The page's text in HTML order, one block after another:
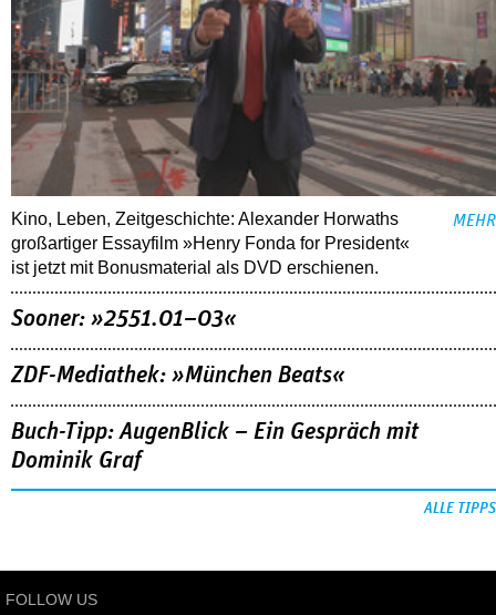
Kino, Leben, Zeitgeschichte: Alexander Horwaths
großartiger Essayfilm »Henry Fonda for President«
ist jetzt mit Bonusmaterial als DVD erschienen.
MEHR
Sooner: »2551.01–03«
ZDF-Mediathek: »München Beats«
Buch-Tipp: AugenBlick – Ein Gespräch mit
Dominik Graf
ALLE TIPPS
FOLLOW US